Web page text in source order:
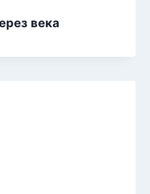
века